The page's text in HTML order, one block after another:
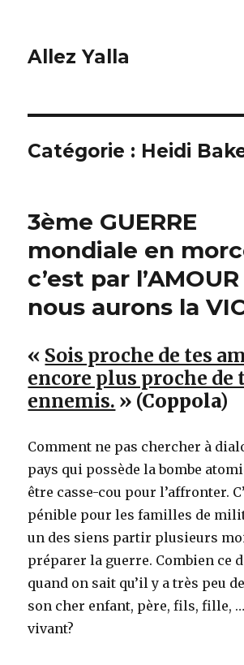
Allez Yalla
Catégorie : Heidi
3ème GUERRE
mondiale en
c’est par
nous aurons la
« Sois proche de tes
encore plus proche de
ennemis. » (Coppola)
Comment ne pas chercher à
pays qui possède la bombe
être casse-cou pour l’affronter.
pénible pour les familles de
un des siens partir plusieurs
préparer la guerre. Combien ce
quand on sait qu’il y a très peu
son cher enfant, père, fils, fille,
vivant?